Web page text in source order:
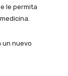
le permita
un nuevo